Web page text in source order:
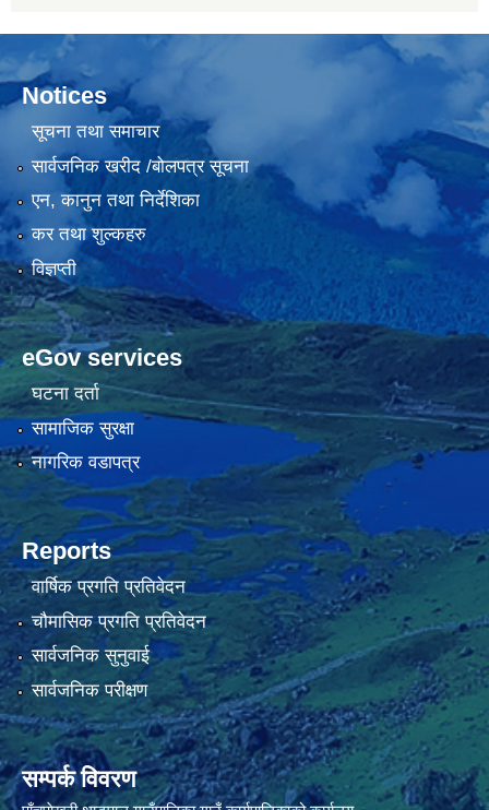
Notices
सूचना तथा समाचार
सार्वजनिक खरीद /बोलपत्र सूचना
एन, कानुन तथा निर्देशिका
कर तथा शुल्कहरु
विज्ञप्ती
eGov services
घटना दर्ता
सामाजिक सुरक्षा
नागरिक वडापत्र
Reports
वार्षिक प्रगति प्रतिवेदन
चौमासिक प्रगति प्रतिवेदन
सार्वजनिक सुनुवाई
सार्वजनिक परीक्षण
सम्पर्क विवरण